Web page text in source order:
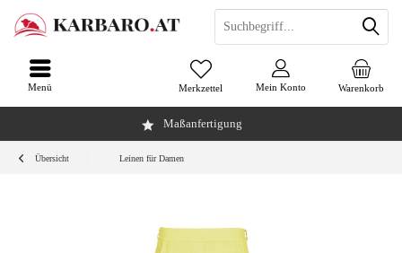
Maßanfertigung
Warenkorb
Merkzettel Mein Konto
Menü
Übersicht Leinen für Damen